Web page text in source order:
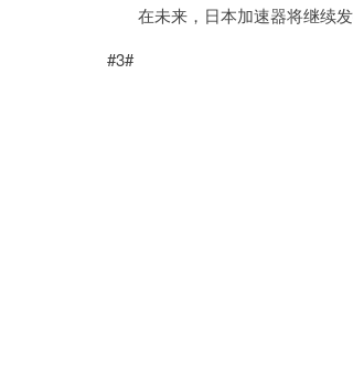
在未来，日本加速器将继续发
#3#